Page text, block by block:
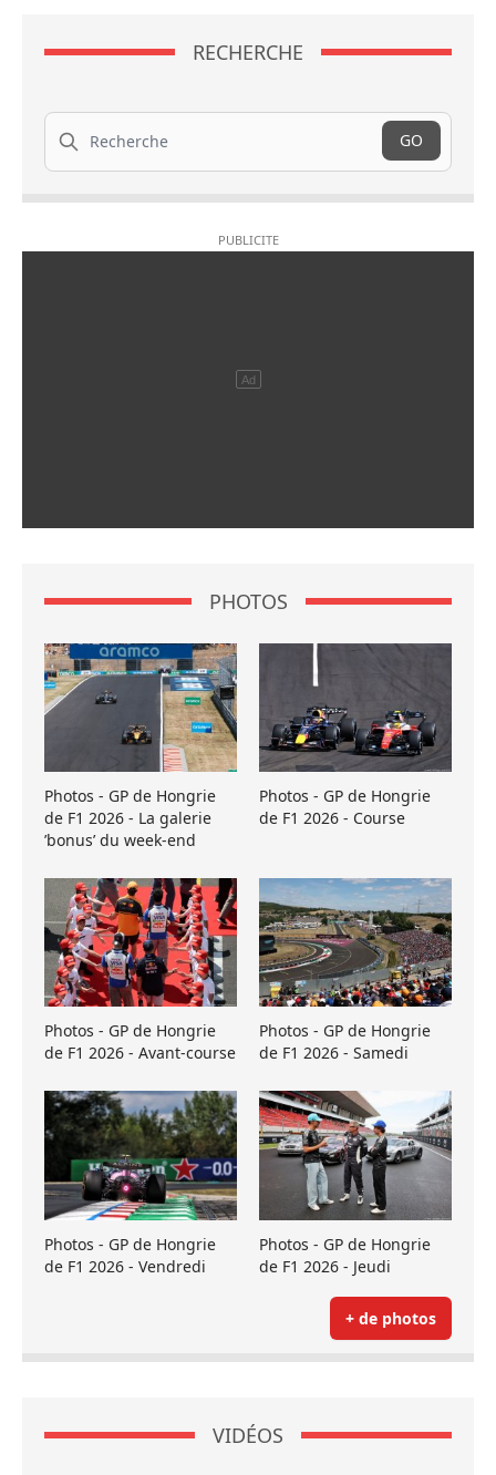
RECHERCHE
Recherche
GO
PHOTOS
Photos - GP de Hongrie
de F1 2026 - La galerie
’bonus’ du week-end
Photos - GP de Hongrie
de F1 2026 - Course
Photos - GP de Hongrie
de F1 2026 - Avant-course
Photos - GP de Hongrie
de F1 2026 - Samedi
Photos - GP de Hongrie
de F1 2026 - Vendredi
Photos - GP de Hongrie
de F1 2026 - Jeudi
+ de photos
VIDÉOS